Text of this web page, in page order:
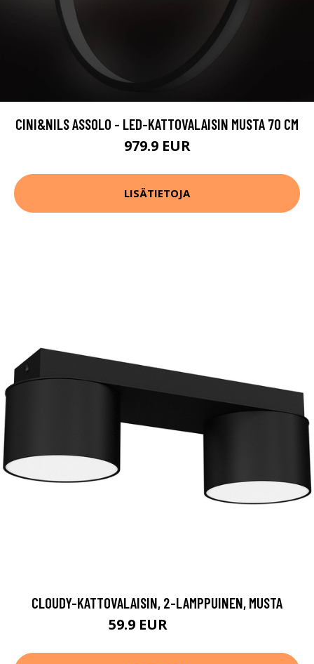
CINI&NILS ASSOLO - LED-KATTOVALAISIN MUSTA 70 CM
979.9 EUR
LISÄTIETOJA
CLOUDY-KATTOVALAISIN, 2-LAMPPUINEN, MUSTA
59.9 EUR